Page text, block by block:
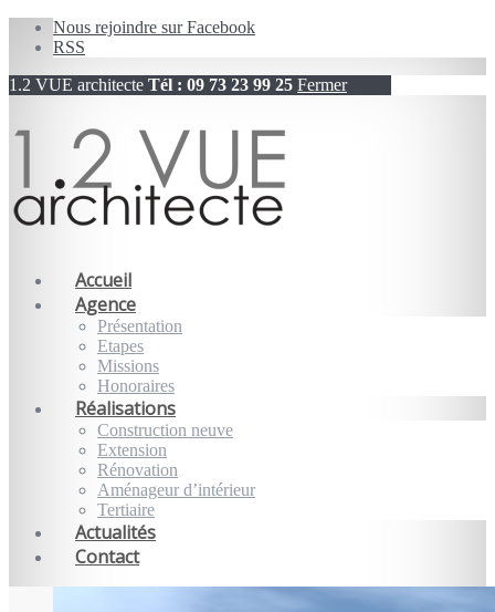
Nous rejoindre sur Facebook
RSS
1.2 VUE architecte Tél : 09 73 23 99 25 Fermer
Accueil
Agence
Présentation
Etapes
Missions
Honoraires
Réalisations
Construction neuve
Extension
Rénovation
Aménageur d’intérieur
Tertiaire
Actualités
Contact